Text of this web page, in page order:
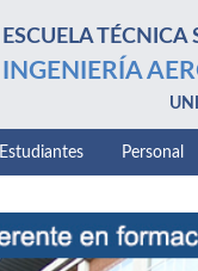
ESCUELA TÉCNICA
INGENIERÍA
Estudiantes Personal